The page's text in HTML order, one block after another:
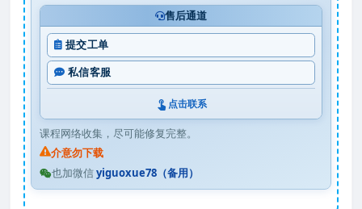
售后通道
提交工单
私信客服
点击联系
课程网络收集，尽可能修复完整。
介意勿下载
也加微信yiguoxue78（备用）